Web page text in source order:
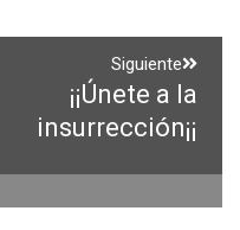
Siguiente
siguiente:
¡¡Únete a la
insurrección¡¡